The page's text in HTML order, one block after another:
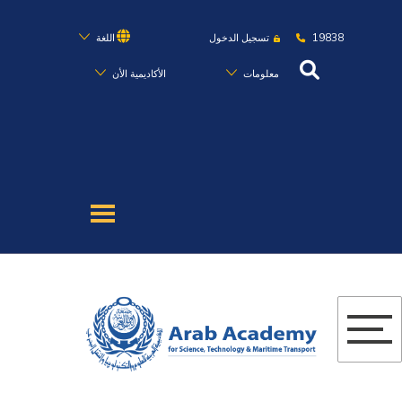
19838 تسجيل الدخول اللغة
معلومات الأكاديمية الأن
القبول والتسجيل
البحث العلمي